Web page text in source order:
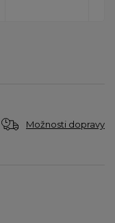
Možnosti dopravy